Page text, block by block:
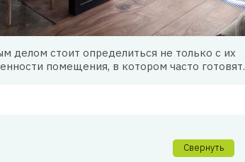
делом стоит определиться не только с их
помещения, в котором часто готовят.
Свернуть